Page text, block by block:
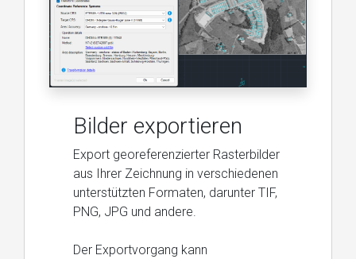
Bilder exportieren
Export georeferenzierter Rasterbilder
aus Ihrer Zeichnung in verschiedenen
unterstützten Formaten, darunter TIF,
PNG, JPG und andere.
Der Exportvorgang kann